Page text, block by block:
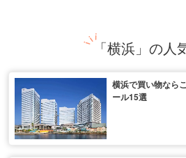
「横浜」の人
横浜で買い物なら
ール15選